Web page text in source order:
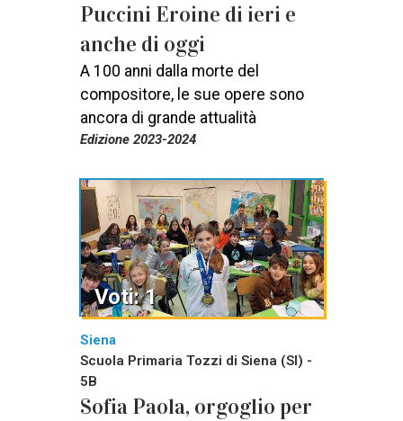
Puccini Eroine di ieri e
anche di oggi
A 100 anni dalla morte del
compositore, le sue opere sono
ancora di grande attualità
Edizione 2023-2024
Siena
Scuola Primaria Tozzi di Siena (SI) -
5B
Sofia Paola, orgoglio per
Voti: 1